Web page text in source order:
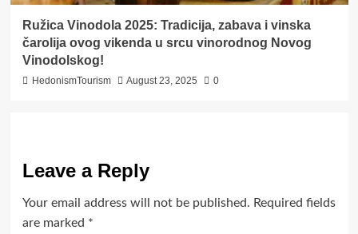
Ružica Vinodola 2025: Tradicija, zabava i vinska
čarolija ovog vikenda u srcu vinorodnog Novog
Vinodolskog!
HedonismTourism August 23, 2025 0
Leave a Reply
Your email address will not be published. Required fields
are marked *